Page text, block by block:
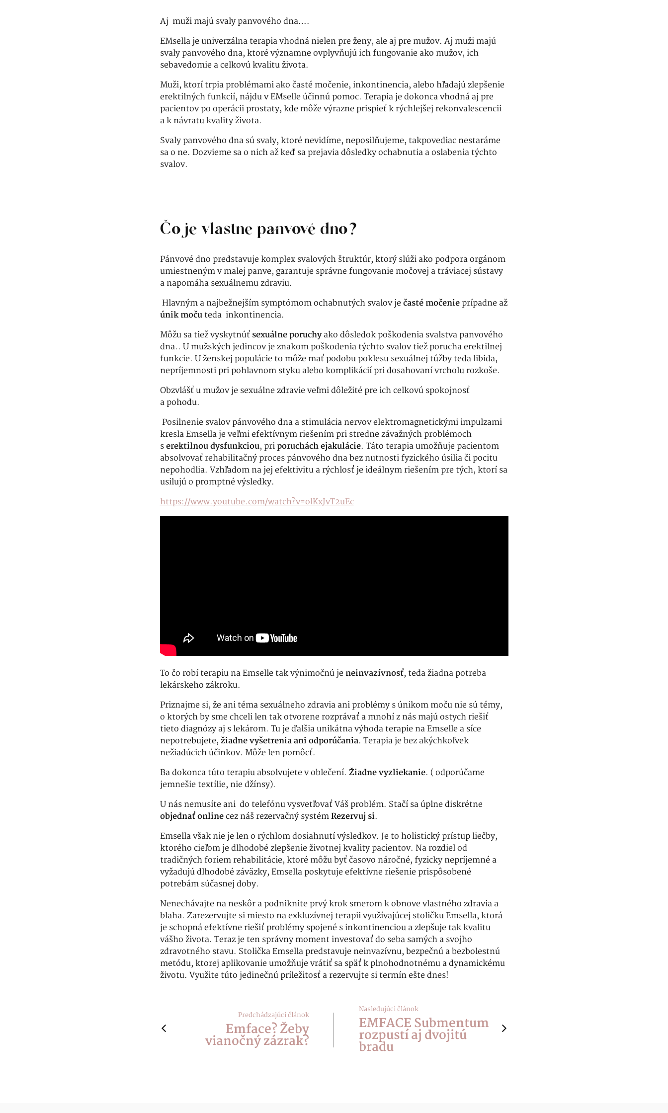
Aj muži majú svaly panvového dna….
EMsella je univerzálna terapia vhodná nielen pre ženy, ale aj pre mužov. Aj muži majú
svaly panvového dna, ktoré významne ovplyvňujú ich fungovanie ako mužov, ich
sebavedomie a celkovú kvalitu života.
Muži, ktorí trpia problémami ako časté močenie, inkontinencia, alebo hľadajú zlepšenie
erektilných funkcií, nájdu v EMselle účinnú pomoc. Terapia je dokonca vhodná aj pre
pacientov po operácii prostaty, kde môže výrazne prispieť k rýchlejšej rekonvalescencii
a k návratu kvality života.
Svaly panvového dna sú svaly, ktoré nevidíme, neposilňujeme, takpovediac nestaráme
sa o ne. Dozvieme sa o nich až keď sa prejavia dôsledky ochabnutia a oslabenia týchto
svalov.
Čo je vlastne panvové dno?
Pánvové dno predstavuje komplex svalových štruktúr, ktorý slúži ako podpora orgánom
umiestneným v malej panve, garantuje správne fungovanie močovej a tráviacej sústavy
a napomáha sexuálnemu zdraviu.
Hlavným a najbežnejším symptómom ochabnutých svalov ječasté močenieprípadne až
únik močuteda inkontinencia.
Môžu sa tiež vyskytnúťsexuálne poruchyako dôsledok poškodenia svalstva panvového
dna.. U mužských jedincov je znakom poškodenia týchto svalov tiež porucha erektilnej
funkcie. U ženskej populácie to môže mať podobu poklesu sexuálnej túžby teda libida,
nepríjemnosti pri pohlavnom styku alebo komplikácií pri dosahovaní vrcholu rozkoše.
Obzvlášť u mužov je sexuálne zdravie veľmi dôležité pre ich celkovú spokojnosť
a pohodu.
Posilnenie svalov pánvového dna a stimulácia nervov elektromagnetickými impulzami
kresla Emsella je veľmi efektívnym riešením pri stredne závažných problémoch
serektilnou dysfunkciou, priporuchách ejakulácie. Táto terapia umožňuje pacientom
absolvovať rehabilitačný proces pánvového dna bez nutnosti fyzického úsilia či pocitu
nepohodlia. Vzhľadom na jej efektivitu a rýchlosť je ideálnym riešením pre tých, ktorí sa
usilujú o promptné výsledky.
https://www.youtube.com/watch?v=olKxJvT2uEc
To čo robí terapiu na Emselle tak výnimočnú jeneinvazívnosť, teda žiadna potreba
lekárskeho zákroku.
Priznajme si, že ani téma sexuálneho zdravia ani problémy s únikom moču nie sú témy,
o ktorých by sme chceli len tak otvorene rozprávať a mnohí z nás majú ostych riešiť
tieto diagnózy aj s lekárom. Tu je ďalšia unikátna výhoda terapie na Emselle a síce
nepotrebujete,žiadne vyšetrenia ani odporúčania. Terapia je bez akýchkoľvek
nežiadúcich účinkov. Môže len pomôcť.
Ba dokonca túto terapiu absolvujete v oblečení. Žiadne vyzliekanie. ( odporúčame
jemnešie textílie, nie džínsy).
U nás nemusíte ani do telefónu vysvetľovať Váš problém. Stačí sa úplne diskrétne
objednať onlinecez náš rezervačný systémRezervuj si.
Emsella však nie je len o rýchlom dosiahnutí výsledkov. Je to holistický prístup liečby,
ktorého cieľom je dlhodobé zlepšenie životnej kvality pacientov. Na rozdiel od
tradičných foriem rehabilitácie, ktoré môžu byť časovo náročné, fyzicky nepríjemné a
vyžadujú dlhodobé záväzky, Emsella poskytuje efektívne riešenie prispôsobené
potrebám súčasnej doby.
Nenechávajte na neskôr a podniknite prvý krok smerom k obnove vlastného zdravia a
blaha. Zarezervujte si miesto na exkluzívnej terapii využívajúcej stoličku Emsella, ktorá
je schopná efektívne riešiť problémy spojené s inkontinenciou a zlepšuje tak kvalitu
vášho života. Teraz je ten správny moment investovať do seba samých a svojho
zdravotného stavu. Stolička Emsella predstavuje neinvazívnu, bezpečnú a bezbolestnú
metódu, ktorej aplikovanie umožňuje vrátiť sa späť k plnohodnotnému a dynamickému
životu. Využite túto jedinečnú príležitosť a rezervujte si termín ešte dnes!
Predchádzajúci článok
Emface? Žeby
vianočný zázrak?
Nasledujúci článok
EMFACE Submentum
rozpustí aj dvojitú
bradu